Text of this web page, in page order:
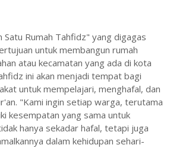
Satu Rumah Tahfidz" yang digagas
untuk membangun rumah
atau kecamatan yang ada di kota
ini akan menjadi tempat bagi
untuk mempelajari, menghafal, dan
"Kami ingin setiap warga, terutama
kesempatan yang sama untuk
hanya sekadar hafal, tetapi juga
dalam kehidupan sehari-